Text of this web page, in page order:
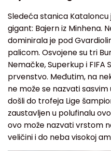
Sledeća stanica
gigant: Bajern iz Minhena.
dominirala je pod
palicom. Osvojene su tri
Nemačke, Superkup i FIFA
prvenstvo. Međutim, na
ne može se nazvati
došli do trofeja Lige
zaustavljen u polufinalu
ovo može nazvati vrstom
veličini i do neba visokoj